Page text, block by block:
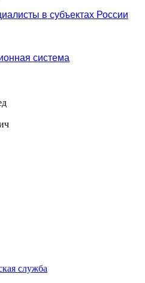
в субъектах России
система